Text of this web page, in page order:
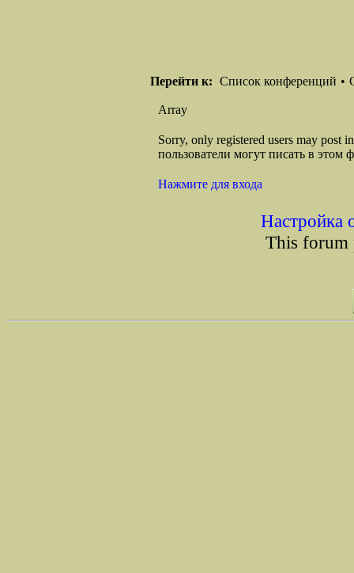
Перейти к: Список конференций •
Array
Sorry, only registered users may post
пользователи могут писать в этом
Нажмите для входа
Настройка
This